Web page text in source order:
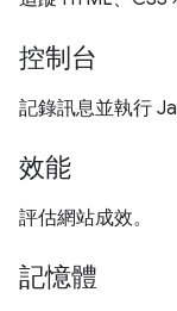
控制台
記錄訊息並執行
效能
評估網站成效。
記憶體